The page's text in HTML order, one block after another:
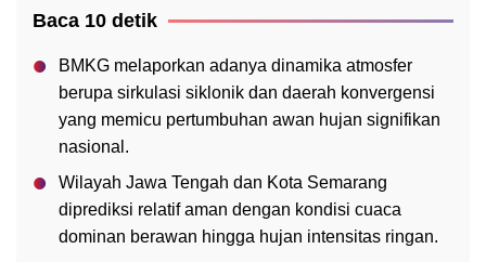
Baca 10 detik
BMKG melaporkan adanya dinamika atmosfer
berupa sirkulasi siklonik dan daerah konvergensi
yang memicu pertumbuhan awan hujan signifikan
nasional.
Wilayah Jawa Tengah dan Kota Semarang
diprediksi relatif aman dengan kondisi cuaca
dominan berawan hingga hujan intensitas ringan.